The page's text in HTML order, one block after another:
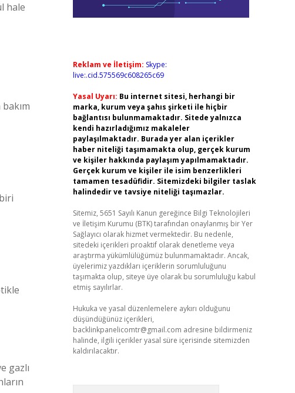
hale
gazlı
Reklam ve İletişim: Skype:
live:.cid.575569c608265c69
Yasal Uyarı: Bu internet sitesi, herhangi bir
marka, kurum veya şahıs şirketi ile hiçbir
bağlantısı bulunmamaktadır. Sitede yalnızca
kendi hazırladığımız makaleler
paylaşılmaktadır. Burada yer alan içerikler
haber niteliği taşımamakta olup, gerçek kurum
ve kişiler hakkında paylaşım yapılmamaktadır.
Gerçek kurum ve kişiler ile isim benzerlikleri
tamamen tesadüfidir. Sitemizdeki bilgiler taslak
halindedir ve tavsiye niteliği taşımazlar.
Sitemiz, 5651 Sayılı Kanun gereğince Bilgi Teknolojileri
ve İletişim Kurumu (BTK) tarafından onaylanmış bir Yer
Sağlayıcı olarak hizmet vermektedir. Bu nedenle,
sitedeki içerikleri proaktif olarak denetleme veya
araştırma yükümlülüğümüz bulunmamaktadır. Ancak,
üyelerimiz yazdıkları içeriklerin sorumluluğunu
taşımakta olup, siteye üye olarak bu sorumluluğu kabul
etmiş sayılırlar.
Hukuka ve yasal düzenlemelere aykırı olduğunu
düşündüğünüz içerikleri,
backlinkpanelicomtr@gmail.com adresine bildirmeniz
halinde, ilgili içerikler yasal süre içerisinde sitemizden
kaldırılacaktır.